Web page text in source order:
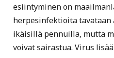
esiintyminen on
herpesinfektioita tavataan
ikäisillä pennuilla, mutta
voivat sairastua. Virus